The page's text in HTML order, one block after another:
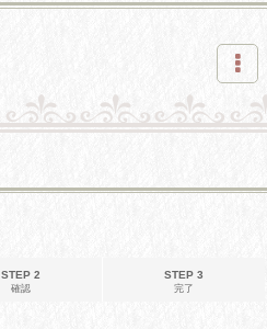
STEP 2
確認
STEP 3
完了